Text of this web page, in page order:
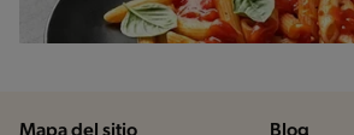
Mapa del sitio Blog